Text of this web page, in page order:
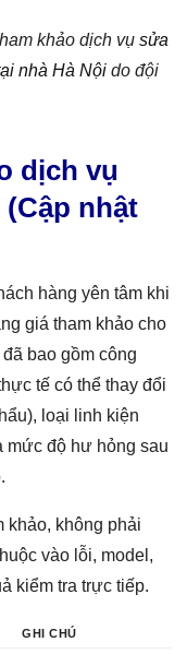
khảo dịch vụ sửa
nhà Hà Nội do đội
dịch vụ
nhật
hàng yên tâm khi
giá tham khảo cho
bao gồm công
tế có thể thay đổi
loại linh kiện
mức độ hư hỏng sau
khảo, không phải
vào lỗi, model,
kiểm tra trực tiếp.
GHI CHÚ